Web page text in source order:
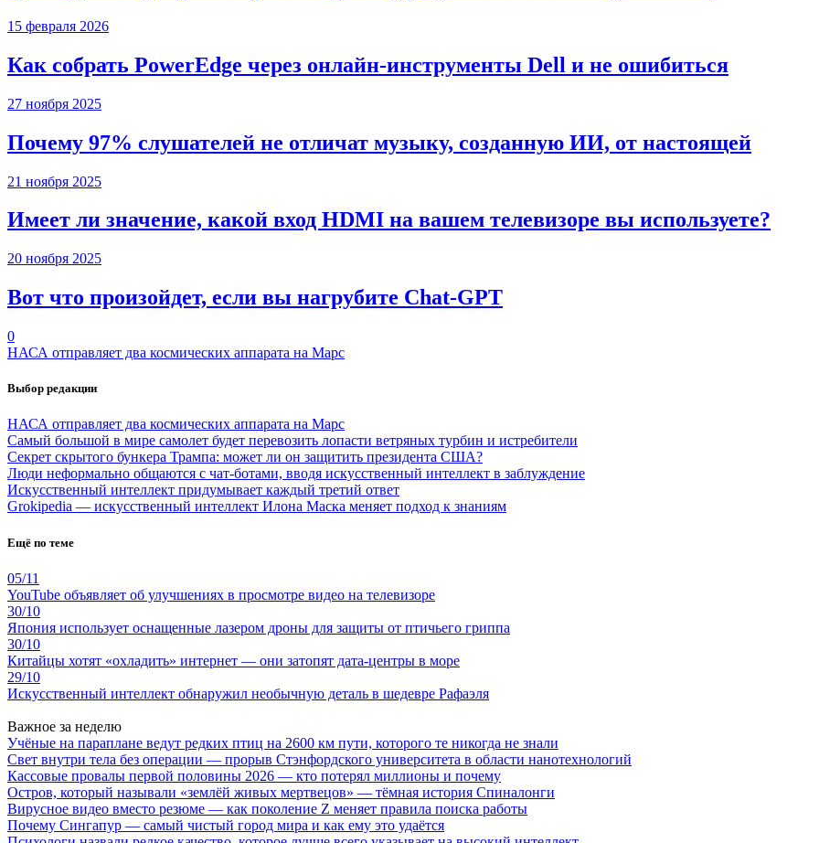
15 февраля 2026
Как собрать PowerEdge через онлайн-инструменты Dell и не ошибиться
27 ноября 2025
Почему 97% слушателей не отличат музыку, созданную ИИ, от настоящей
21 ноября 2025
Имеет ли значение, какой вход HDMI на вашем телевизоре вы используете?
20 ноября 2025
Вот что произойдет, если вы нагрубите Chаt-GPT
0
НАСА отправляет два космических аппарата на Марс
Выбор редакции
НАСА отправляет два космических аппарата на Марс
Самый большой в мире самолет будет перевозить лопасти ветряных турбин и истребители
Секрет скрытого бункера Трампа: может ли он защитить президента США?
Люди неформально общаются с чат-ботами, вводя искусственный интеллект в заблуждение
Искусственный интеллект придумывает каждый третий ответ
Grokipedia — искусственный интеллект Илона Маска меняет подход к знаниям
Ещё по теме
05/11
YouTube объявляет об улучшениях в просмотре видео на телевизоре
30/10
Япония использует оснащенные лазером дроны для защиты от птичьего гриппа
30/10
Китайцы хотят «охладить» интернет — они затопят дата-центры в море
29/10
Искусственный интеллект обнаружил необычную деталь в шедевре Рафаэля
Важное за неделю
Учёные на параплане ведут редких птиц на 2600 км пути, которого те никогда не знали
Свет внутри тела без операции — прорыв Стэнфордского университета в области нанотехнологий
Кассовые провалы первой половины 2026 — кто потерял миллионы и почему
Остров, который называли «землёй живых мертвецов» — тёмная история Спиналонги
Вирусное видео вместо резюме — как поколение Z меняет правила поиска работы
Почему Сингапур — самый чистый город мира и как ему это удаётся